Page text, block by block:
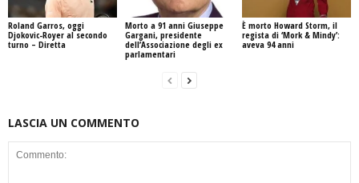
Roland Garros, oggi
Djokovic-Royer al secondo
turno – Diretta
Morto a 91 anni Giuseppe
Gargani, presidente
dell’Associazione degli ex
parlamentari
È morto Howard Storm, il
regista di ‘Mork & Mindy’:
aveva 94 anni
LASCIA UN COMMENTO